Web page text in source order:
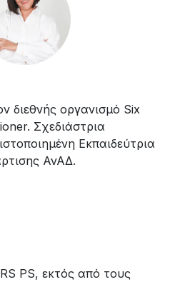
διεθνής οργανισμό Six
Σχεδιάστρια
Εκπαιδεύτρια
ΑνΑΔ.
PS, εκτός από τους